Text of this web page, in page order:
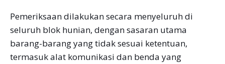
Pemeriksaan dilakukan secara menyeluruh di
seluruh blok hunian, dengan sasaran utama
barang-barang yang tidak sesuai ketentuan,
termasuk alat komunikasi dan benda yang